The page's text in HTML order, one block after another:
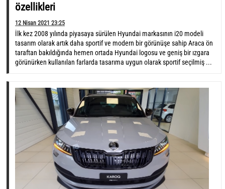
özellikleri
12 Nisan 2021 23:25
İlk kez 2008 yılında piyasaya sürülen Hyundai markasının i20 modeli
tasarım olarak artık daha sportif ve modern bir görünüşe sahip Araca ön
taraftan bakıldığında hemen ortada Hyundai logosu ve geniş bir ızgara
görünürken kullanılan farlarda tasarıma uygun olarak sportif seçilmiş ...